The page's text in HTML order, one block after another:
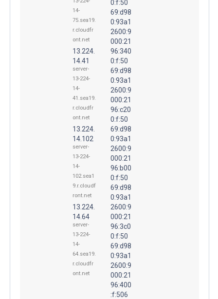
14-
75.sea19.
r.cloudfr
ont.net
13.224.
14.41
server-
13-224-
14-
41.sea19.
r.cloudfr
ont.net
13.224.
14.102
server-
13-224-
14-
102.sea1
9.r.cloudf
ront.net
13.224.
14.64
server-
13-224-
14-
64.sea19.
r.cloudfr
ont.net
0:f:50
69:d98
0:93a1
2600:9
000:21
96:340
0:f:50
69:d98
0:93a1
2600:9
000:21
96:c20
0:f:50
69:d98
0:93a1
2600:9
000:21
96:b00
0:f:50
69:d98
0:93a1
2600:9
000:21
96:3c0
0:f:50
69:d98
0:93a1
2600:9
000:21
96:400
:f:506